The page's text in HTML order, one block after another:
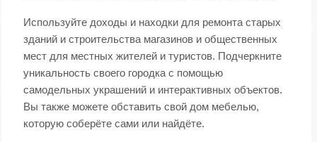
Используйте доходы и находки для ремонта старых
зданий и строительства магазинов и общественных
мест для местных жителей и туристов. Подчеркните
уникальность своего городка с помощью
самодельных украшений и интерактивных объектов.
Вы также можете обставить свой дом мебелью,
которую соберёте сами или найдёте.